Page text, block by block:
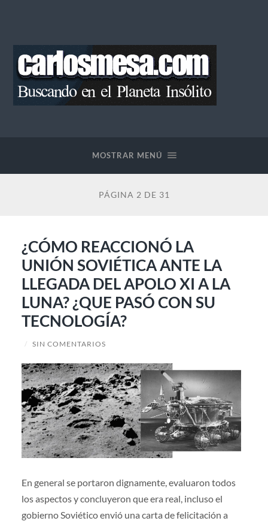
MOSTRAR MENÚ
PÁGINA 2 DE 31
¿CÓMO REACCIONÓ LA
UNIÓN SOVIÉTICA ANTE LA
LLEGADA DEL APOLO XI A LA
LUNA? ¿QUE PASÓ CON SU
TECNOLOGÍA?
/ SIN COMENTARIOS
En general se portaron dignamente, evaluaron todos
los aspectos y concluyeron que era real, incluso el
gobierno Soviético envió una carta de felicitación a